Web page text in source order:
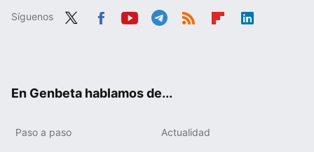
Síguenos
En Genbeta hablamos de...
Paso a paso Actualidad